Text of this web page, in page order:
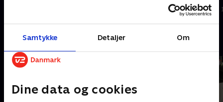
Samtykke Detaljer Om
Dine data og cookies
arbejde, da en lokal surferskole
bliver udsat for hærværk.
11. december 2019 • 45 min
Andre så også